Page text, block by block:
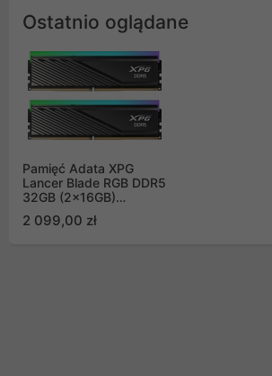
Ostatnio oglądane
Pamięć Adata XPG
Lancer Blade RGB DDR5
32GB (2x16GB)
AX5U6000C3016G-
2 099,00 zł